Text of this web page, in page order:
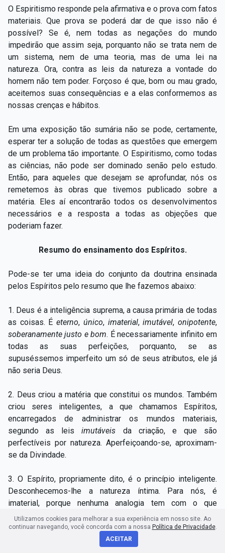
O Espiritismo responde pela afirmativa e o prova com fatos
materiais. Que prova se poderá dar de que isso não é
possível? Se é, nem todas as negações do mundo
impedirão que assim seja, porquanto não se trata nem de
um sistema, nem de uma teoria, mas de uma lei na
natureza. Ora, contra as leis da natureza a vontade do
homem não tem poder. Forçoso é que, bom ou mau grado,
aceitemos suas consequências e a elas conformemos as
nossas crenças e hábitos.
Em uma exposição tão sumária não se pode, certamente,
esperar ter a solução de todas as questões que emergem
de um problema tão importante. O Espiritismo, como todas
as ciências, não pode ser dominado senão pelo estudo.
Então, para aqueles que desejam se aprofundar, nós os
remetemos às obras que tivemos publicado sobre a
matéria. Eles aí encontrarão todos os desenvolvimentos
necessários e a resposta a todas as objeções que
poderiam fazer.
Resumo do ensinamento dos Espíritos.
Pode-se ter uma ideia do conjunto da doutrina ensinada
pelos Espíritos pelo resumo que lhe fazemos abaixo:
1. Deus é a inteligência suprema, a causa primária de todas
as coisas. Éeterno, único, imaterial,imutável,onipotente,
soberanamente justo e bom. É necessariamente infinito em
todas as suas perfeições, porquanto, se as
supuséssemos imperfeito um só de seus atributos, ele já
não seria Deus.
2. Deus criou a matéria que constitui os mundos. Também
criou seres inteligentes, a que chamamos Espíritos,
encarregados de administrar os mundos materiais,
segundo as leisimutáveis da criação, e que são
perfectíveis por natureza. Aperfeiçoando-se, aproximam-
se da Divindade.
3. O Espírito, propriamente dito, é o princípio inteligente.
Desconhecemos-lhe a natureza íntima. Para nós, é
imaterial, porque nenhuma analogia tem com o que
chamamos
matéria
4. Os Espíritos são seres individuais. Têm um invólucro
Utilizamos cookies para melhorar a sua experiência em nosso site. Ao
continuar navegando, você concorda com a nossa Política de Privacidade.
ACEITAR